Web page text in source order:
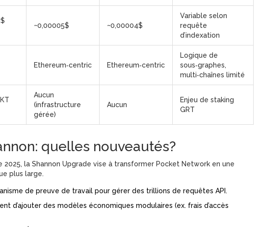
~0,00005$ ~0,00004$
Variable selon
requête
d’indexation
Ethereum‑centric Ethereum‑centric
Logique de
sous‑graphes,
multi‑chaînes limité
Aucun
(infrastructure
gérée)
Aucun
Enjeu de staking
GRT
quelles nouveautés?
2025, la Shannon Upgrade vise à transformer Pocket Network en une
plus large.
de preuve de travail pour gérer des trillions de requêtes API.
d’ajouter des modèles économiques modulaires (ex. frais d’accès